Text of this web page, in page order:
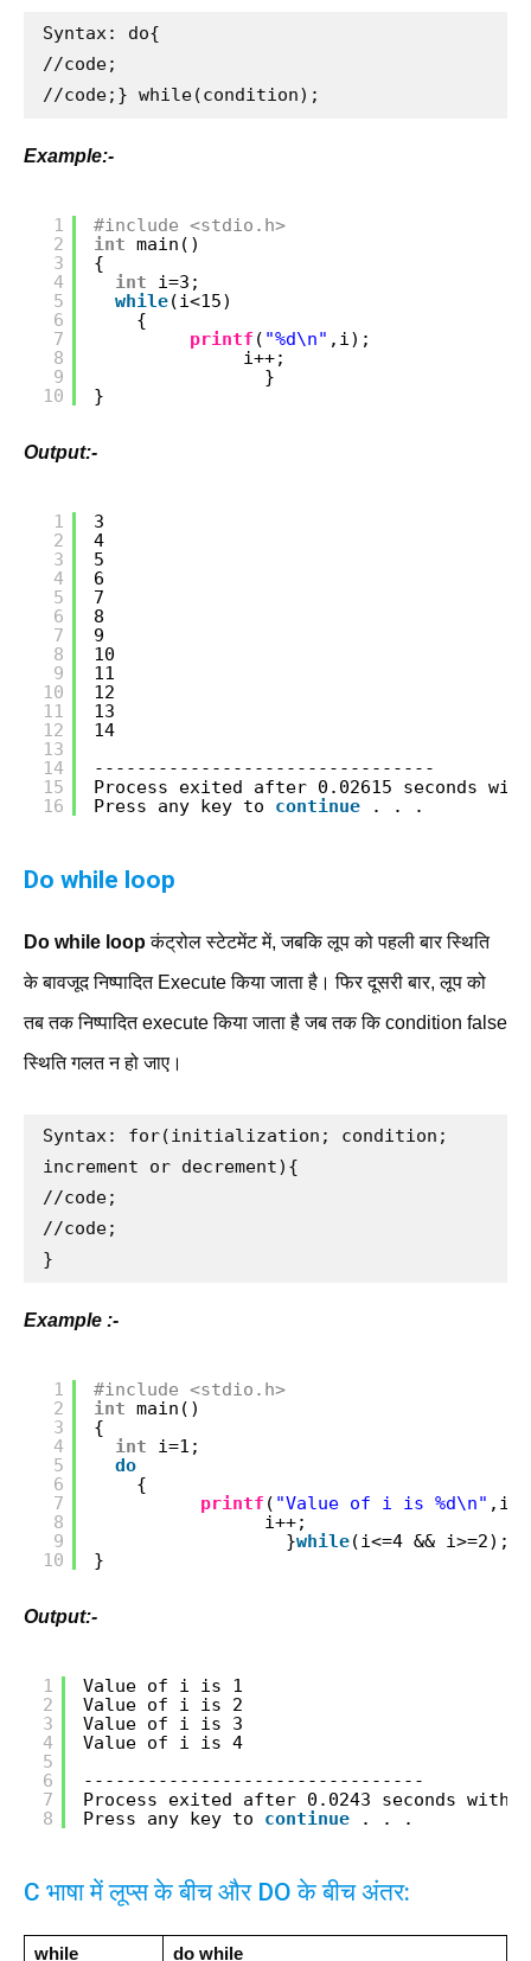
Syntax: do{
//code;
//code;} while(condition);
Example:-
1
2
3
4
5
6
7
8
9
10
#include <stdio.h>
int main()
{
int
i=3;
while(i<15)
{
printf ( "%d\n" ,i);
i++;
}
}
Output:-
1
2
3
4
5
6
7
8
9
10
11
12
13
14
15
16
3
4
5
6
7
8
9
10
11
12
13
14
--------------------------------
Process exited after 0.02615 seconds
Press any key to continue . . .
Do while loop
Do while loopकंट्रोल स्टेटमेंट में, जबकि लूप को पहली बार स्थिति
के बावजूद निष्पादित Execute किया जाता है। फिर दूसरी बार, लूप को
तब तक निष्पादित execute किया जाता है जब तक कि condition false
स्थिति गलत न हो जाए।
Syntax: for(initialization; condition;
increment or decrement){
//code;
//code;
}
Example :-
1
2
3
4
5
6
7
8
9
10
#include <stdio.h>
int main()
{
int
i=1;
do
{
printf ( "Value of i is %d\n" ,i);
i++;
}while(i<=4 &&
}
Output:-
1
2
3
4
5
6
7
8
Value of i is 1
Value of i is 2
Value of i is 3
Value of i is 4
--------------------------------
Process exited after 0.0243 seconds with
Press any key to continue . . .
C भाषा में लूप्स के बीच और DO के बीच अंतर:
while do while